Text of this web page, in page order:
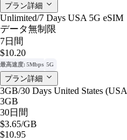
プラン詳細
Unlimited/7 Days USA 5G eSIM
データ無制限
7日間
$10.20
最高速度: 5Mbps 5G
プラン詳細
3GB/30 Days United States (USA
3GB
30日間
$3.65/GB
$10.95